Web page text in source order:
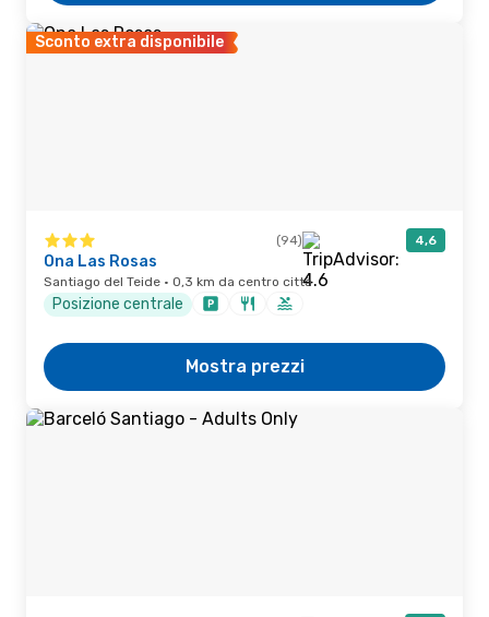
Sconto extra disponibile
(94) 4,6
Ona Las Rosas
Santiago del Teide · 0,3 km da centro città
Posizione centrale
Mostra prezzi